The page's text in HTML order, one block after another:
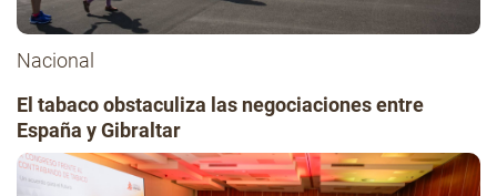
Nacional
El tabaco obstaculiza las negociaciones entre
España y Gibraltar